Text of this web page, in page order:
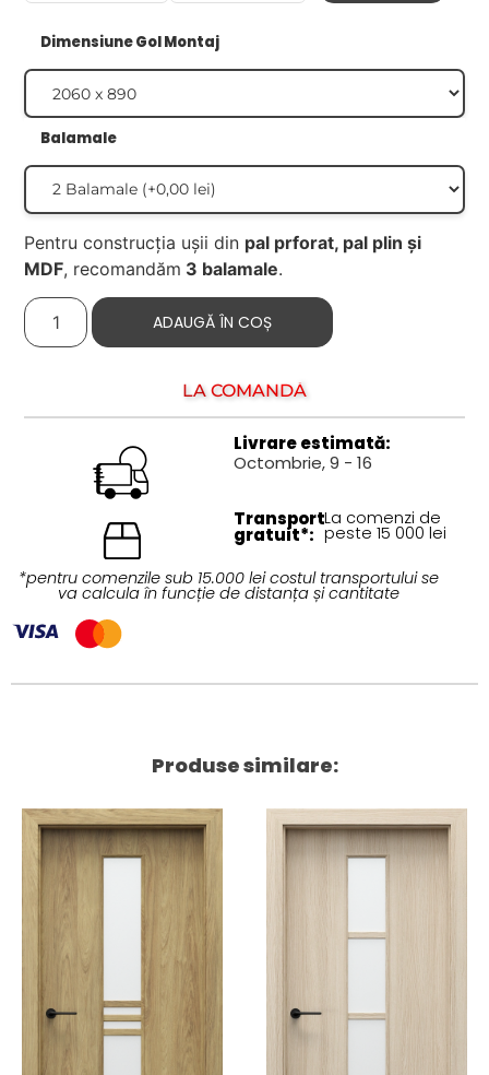
Dimensiune Gol Montaj
Balamale
Pentru construcția ușii din pal prforat, pal plin și
MDF, recomandăm 3 balamale.
ADAUGĂ ÎN COȘ
LA COMANDĂ
Livrare estimată:
Octombrie, 9 - 16
Transport
gratuit*:
La comenzi de
peste 15 000 lei
*pentru comenzile sub 15.000 lei costul transportului se
va calcula în funcție de distanța și cantitate
Produse similare: